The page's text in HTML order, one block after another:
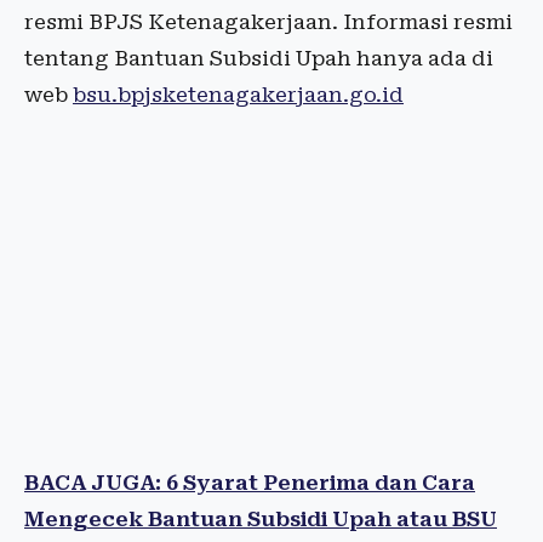
resmi BPJS Ketenagakerjaan. Informasi resmi
tentang Bantuan Subsidi Upah hanya ada di
web bsu.bpjsketenagakerjaan.go.id
BACA JUGA: 6 Syarat Penerima dan Cara
Mengecek Bantuan Subsidi Upah atau BSU